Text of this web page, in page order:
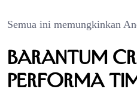
Semua ini memungkinkan
Barantum
Performa